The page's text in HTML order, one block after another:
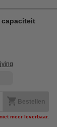
capaciteit
Bestellen
meer leverbaar.